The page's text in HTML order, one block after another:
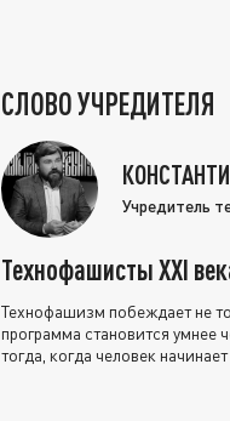
СЛОВО УЧРЕДИТЕЛЯ
Учредитель
Технофашисты XXI
Технофашизм побеждает не
программа становится умнее
тогда, когда человек